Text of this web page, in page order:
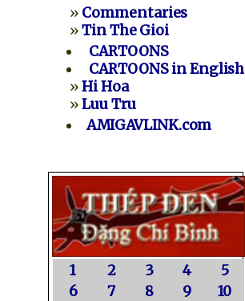
» Commentaries
»Tin The Gioi
CARTOONS
CARTOONS in English
»Hi Hoa
»Luu Tru
AMIGAVLINK.com
1 2 3 4
5
6
7 8 9
10